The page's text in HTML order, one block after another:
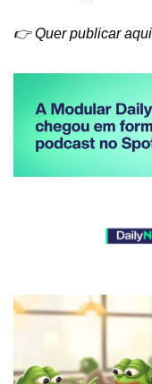
👉 Quer publicar